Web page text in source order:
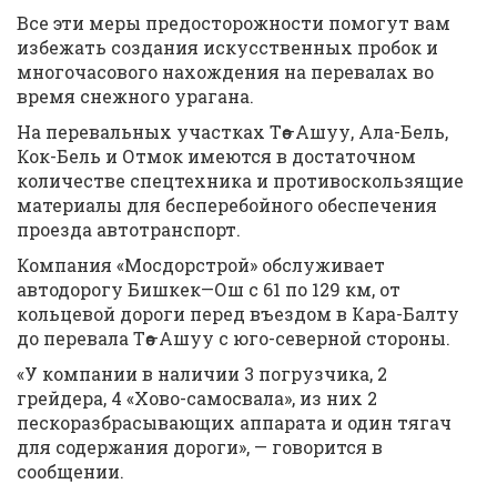
Все эти меры предосторожности помогут вам
избежать создания искусственных пробок и
многочасового нахождения на перевалах во
время снежного урагана.
На перевальных участках Төө—Ашуу, Ала-Бель,
Кок-Бель и Отмок имеются в достаточном
количестве спецтехника и противоскользящие
материалы для бесперебойного обеспечения
проезда автотранспорт.
Компания «Мосдорстрой» обслуживает
автодорогу Бишкек—Ош с 61 по 129 км, от
кольцевой дороги перед въездом в Кара-Балту
до перевала Төө—Ашуу с юго-северной стороны.
«У компании в наличии 3 погрузчика, 2
грейдера, 4 «Хово-самосвала», из них 2
пескоразбрасывающих аппарата и один тягач
для содержания дороги», — говорится в
сообщении.